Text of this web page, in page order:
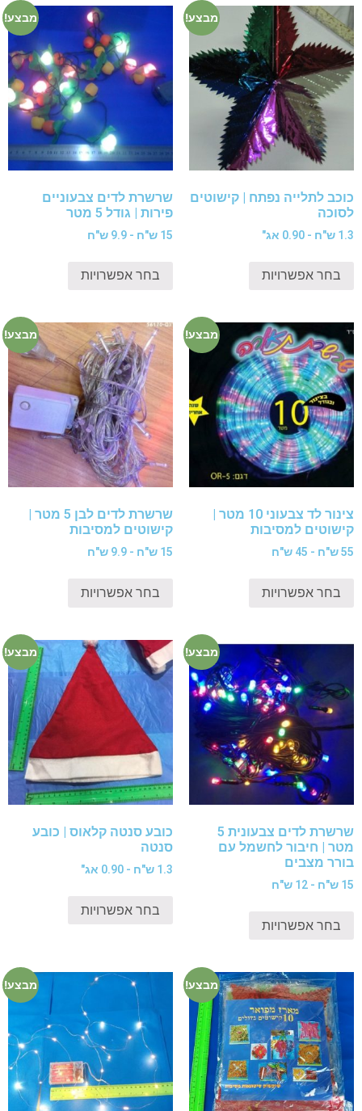
מבצע!
כוכב לתלייה נפתח | קישוטים
לסוכה
1.3 ש"ח - 0.90 אג"
בחר אפשרויות
מבצע!
שרשרת לדים צבעוניים
פירות | גודל 5 מטר
15 ש"ח - 9.9 ש"ח
בחר אפשרויות
מבצע!
צינור לד צבעוני 10 מטר |
קישוטים למסיבות
55 ש"ח - 45 ש"ח
בחר אפשרויות
מבצע!
שרשרת לדים לבן 5 מטר |
קישוטים למסיבות
15 ש"ח - 9.9 ש"ח
בחר אפשרויות
מבצע!
שרשרת לדים צבעונית 5
מטר | חיבור לחשמל עם
בורר מצבים
15 ש"ח - 12 ש"ח
בחר אפשרויות
מבצע!
כובע סנטה קלאוס | כובע
סנטה
1.3 ש"ח - 0.90 אג"
בחר אפשרויות
מבצע! מבצע!